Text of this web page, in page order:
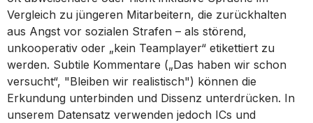
Vergleich zu jüngeren Mitarbeitern, die zurückhalten
aus Angst vor sozialen Strafen – als störend,
unkooperativ oder „kein Teamplayer“ etikettiert zu
werden. Subtile Kommentare („Das haben wir schon
versucht“, "Bleiben wir realistisch") können die
Erkundung unterbinden und Dissenz unterdrücken. In
unserem Datensatz verwenden jedoch ICs und